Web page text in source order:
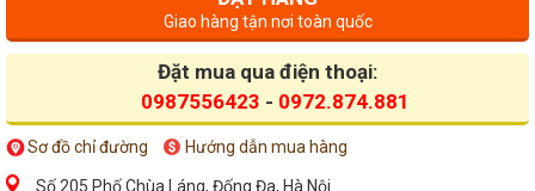
Giao hàng tận nơi toàn quốc
Đặt mua qua điện thoại:
0987556423 - 0972.874.881
Sơ đồ chỉ đường Hướng dẫn mua hàng
Số 205 Phố Chùa Láng, Đống Đa, Hà Nội